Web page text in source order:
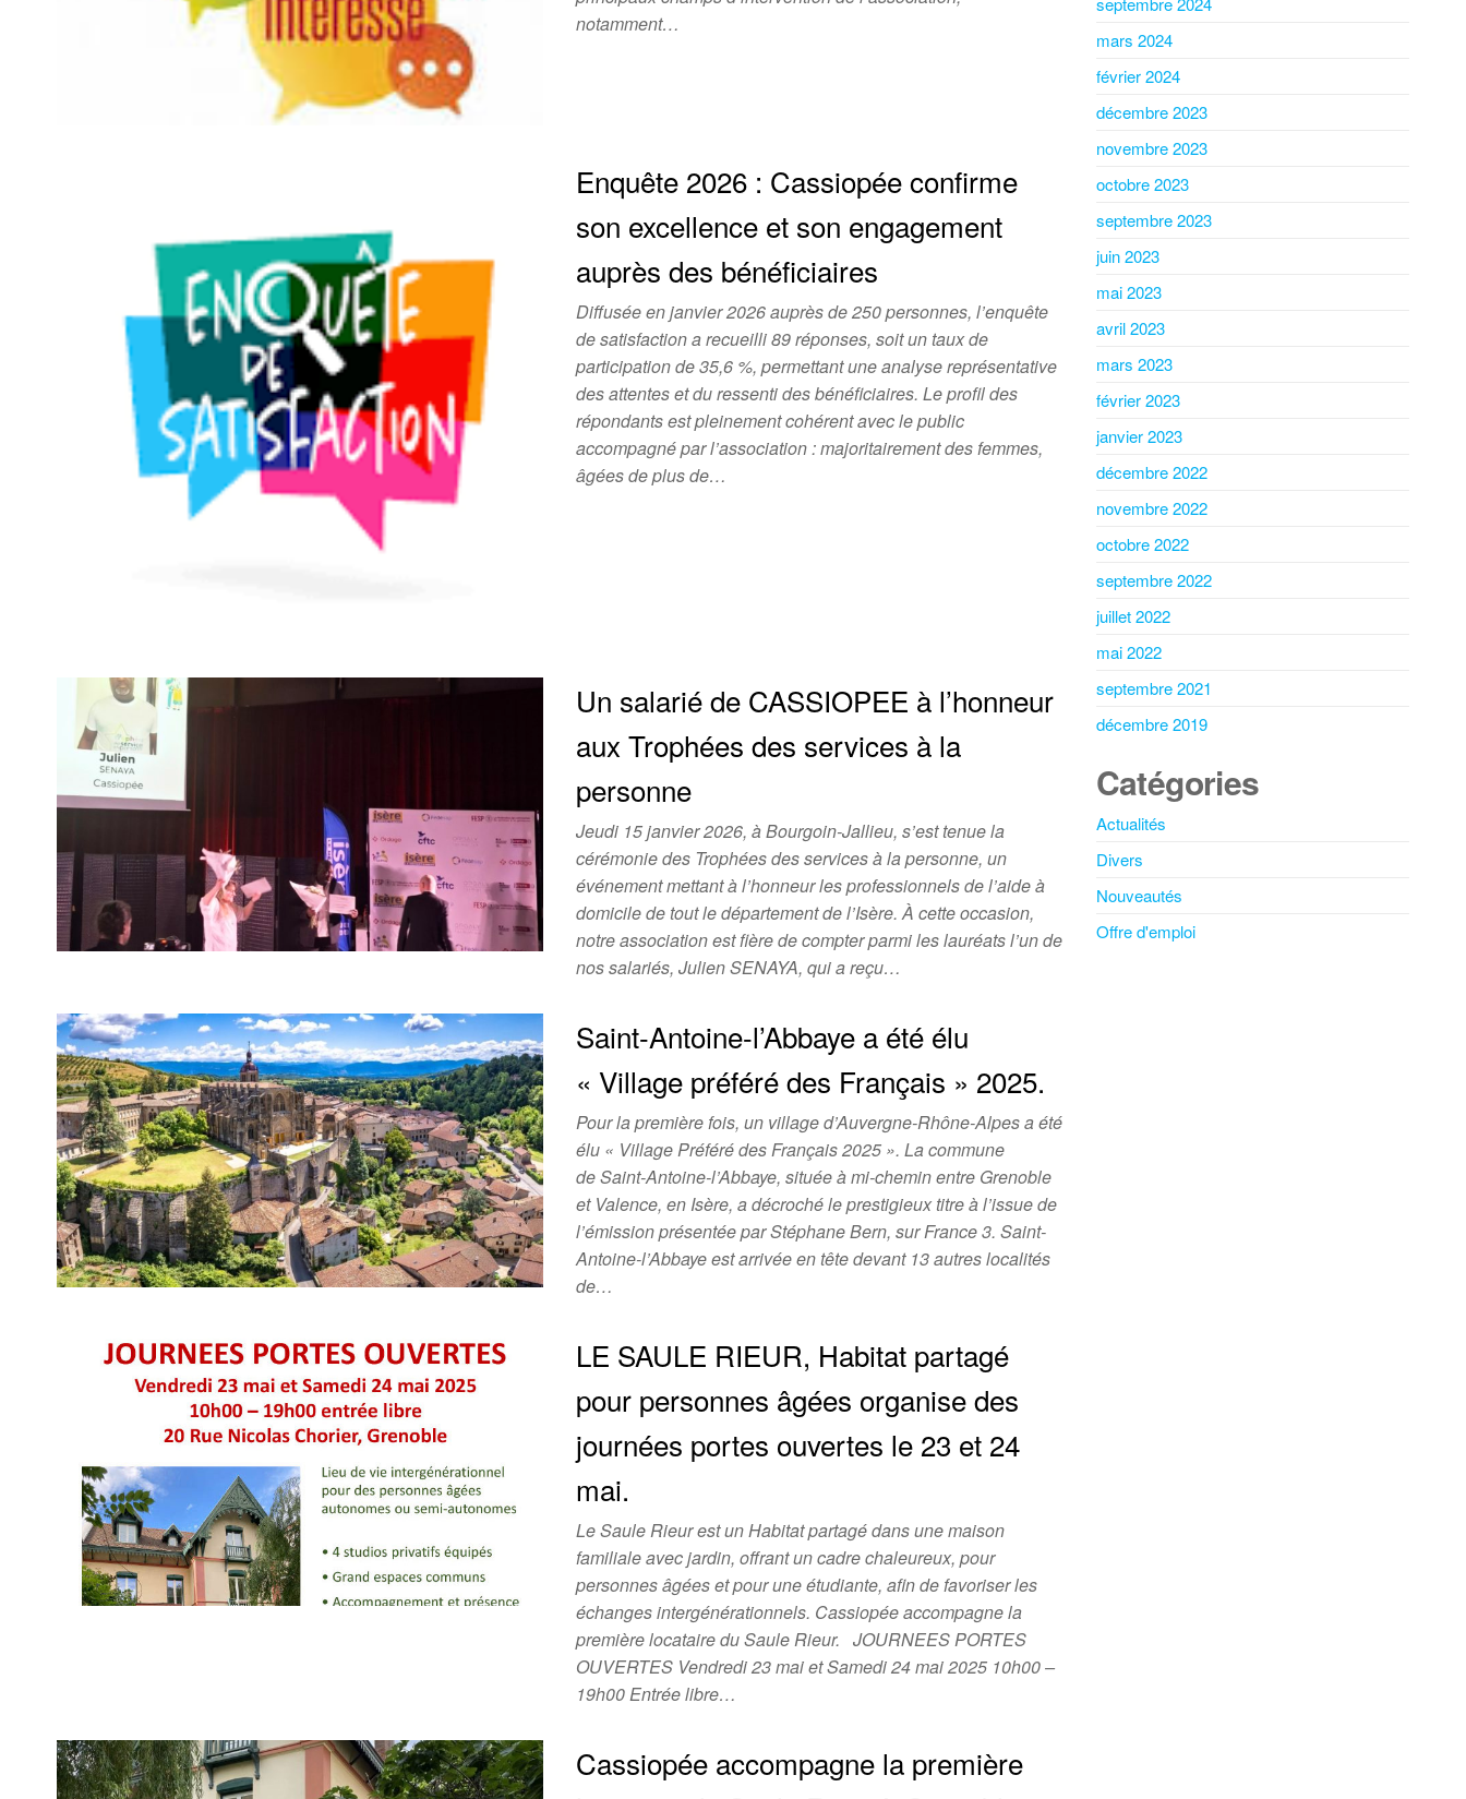
notamment…
Enquête 2026 : Cassiopée confirme
son excellence et son engagement
auprès des bénéficiaires
Diffusée en janvier 2026 auprès de 250 personnes, l’enquête
de satisfaction a recueilli 89 réponses, soit un taux de
participation de 35,6 %, permettant une analyse représentative
des attentes et du ressenti des bénéficiaires. Le profil des
répondants est pleinement cohérent avec le public
accompagné par l’association : majoritairement des femmes,
âgées de plus de…
Un salarié de CASSIOPEE à l’honneur
aux Trophées des services à la
personne
Jeudi 15 janvier 2026, à Bourgoin-Jallieu, s’est tenue la
cérémonie des Trophées des services à la personne, un
événement mettant à l’honneur les professionnels de l’aide à
domicile de tout le département de l’Isère. À cette occasion,
notre association est fière de compter parmi les lauréats l’un de
nos salariés, Julien SENAYA, qui a reçu…
Saint-Antoine-l’Abbaye a été élu
« Village préféré des Français » 2025.
Pour la première fois, un village d’Auvergne-Rhône-Alpes a été
élu « Village Préféré des Français 2025 ». La commune
de Saint-Antoine-l’Abbaye, située à mi-chemin entre Grenoble
et Valence, en Isère, a décroché le prestigieux titre à l’issue de
l’émission présentée par Stéphane Bern, sur France 3. Saint-
Antoine-l’Abbaye est arrivée en tête devant 13 autres localités
de…
LE SAULE RIEUR, Habitat partagé
pour personnes âgées organise des
journées portes ouvertes le 23 et 24
mai.
Le Saule Rieur est un Habitat partagé dans une maison
familiale avec jardin, offrant un cadre chaleureux, pour
personnes âgées et pour une étudiante, afin de favoriser les
échanges intergénérationnels. Cassiopée accompagne la
première locataire du Saule Rieur. JOURNEES PORTES
OUVERTES Vendredi 23 mai et Samedi 24 mai 2025 10h00 –
19h00 Entrée libre…
Cassiopée accompagne la première
mars 2024
février 2024
décembre 2023
novembre 2023
octobre 2023
septembre 2023
juin 2023
mai 2023
avril 2023
mars 2023
février 2023
janvier 2023
décembre 2022
novembre 2022
octobre 2022
septembre 2022
juillet 2022
mai 2022
septembre 2021
décembre 2019
Catégories
Actualités
Divers
Nouveautés
Offre d'emploi